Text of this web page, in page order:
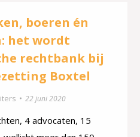
boeren én
het wordt
rechtbank bij
Boxtel
22 juni 2020
4 advocaten, 15